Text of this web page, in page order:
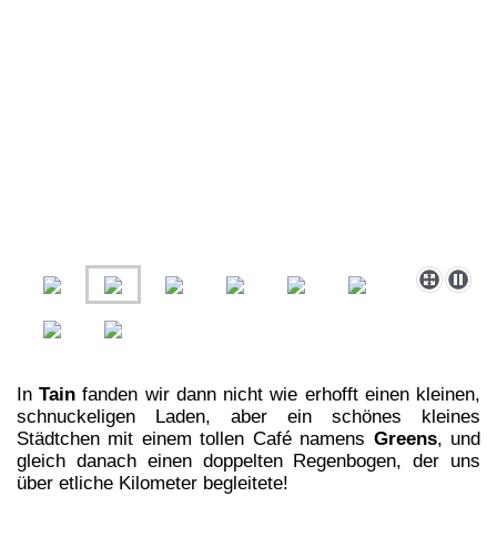
InTain fanden wir dann nicht wie erhofft einen kleinen,
schnuckeligen Laden, aber ein schönes kleines
Städtchen mit einem tollen Café namens Greens, und
gleich danach einen doppelten Regenbogen, der uns
über etliche Kilometer begleitete!